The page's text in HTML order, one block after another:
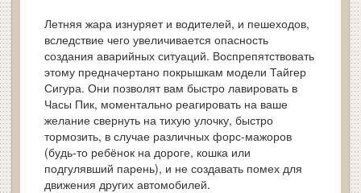
Летняя жара изнуряет и водителей, и пешеходов,
вследствие чего увеличивается опасность
создания аварийных ситуаций. Воспрепятствовать
этому предначертано покрышкам модели Тайгер
Сигура. Они позволят вам быстро лавировать в
Часы Пик, моментально реагировать на ваше
желание свернуть на тихую улочку, быстро
тормозить, в случае различных форс-мажоров
(будь-то ребёнок на дороге, кошка или
подгулявший парень), и не создавать помех для
движения других автомобилей.